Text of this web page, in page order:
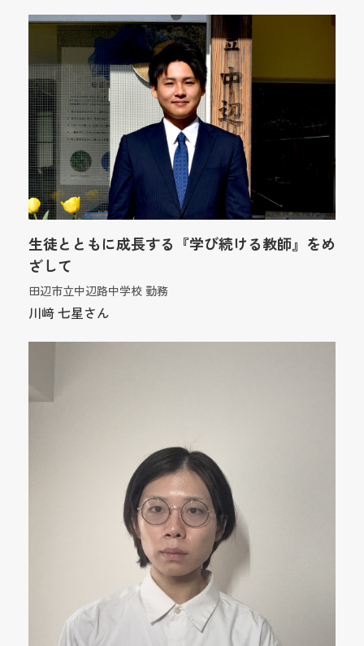
生徒とともに成長する『学び続ける教師』をめ
ざして
田辺市立中辺路中学校 勤務
川﨑 七星さん